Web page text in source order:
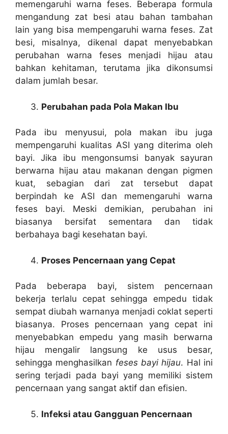
memengaruhi warna feses. Beberapa formula
mengandung zat besi atau bahan tambahan
lain yang bisa mempengaruhi warna feses. Zat
besi, misalnya, dikenal dapat menyebabkan
perubahan warna feses menjadi hijau atau
bahkan kehitaman, terutama jika dikonsumsi
dalam jumlah besar.
Perubahan pada Pola Makan Ibu
Pada ibu menyusui, pola makan ibu juga
mempengaruhi kualitas ASI yang diterima oleh
bayi. Jika ibu mengonsumsi banyak sayuran
berwarna hijau atau makanan dengan pigmen
kuat, sebagian dari zat tersebut dapat
berpindah ke ASI dan memengaruhi warna
feses bayi. Meski demikian, perubahan ini
biasanya bersifat sementara dan tidak
berbahaya bagi kesehatan bayi.
Proses Pencernaan yang Cepat
Pada beberapa bayi, sistem pencernaan
bekerja terlalu cepat sehingga empedu tidak
sempat diubah warnanya menjadi coklat seperti
biasanya. Proses pencernaan yang cepat ini
menyebabkan empedu yang masih berwarna
hijau mengalir langsung ke usus besar,
sehingga menghasilkan feses bayi hijau. Hal ini
sering terjadi pada bayi yang memiliki sistem
pencernaan yang sangat aktif dan efisien.
Infeksi atau Gangguan Pencernaan